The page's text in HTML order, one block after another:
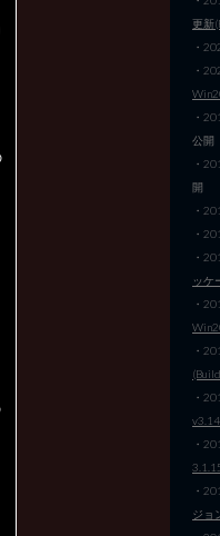
更新
・
・
・
公開
・
開
・
・
・
ッケ
・
・
・
・
・
ジョ